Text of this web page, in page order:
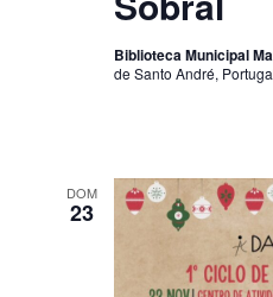
Biblioteca Municipal
de Santo André,
DOM
23